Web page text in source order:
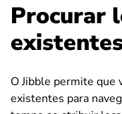
Procurar
O Jibble permite que
existentes para